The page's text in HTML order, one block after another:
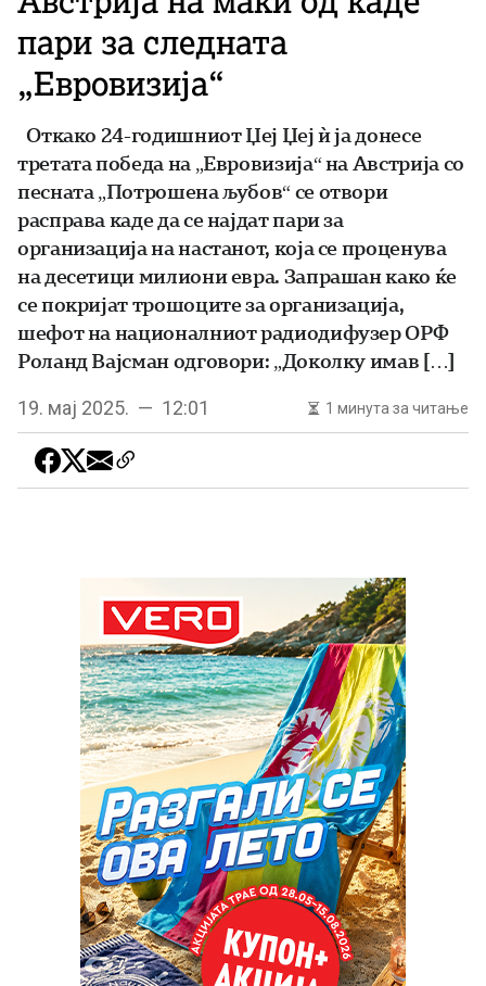
пари за следната
„Евровизија“
Откако 24-годишниот Џеј Џеј ѝ ја донесе
третата победа на „Евровизија“ на Австрија со
песната „Потрошена љубов“ се отвори
расправа каде да се најдат пари за
организација на настанот, која се проценува
на десетици милиони евра. Запрашан како ќе
се покријат трошоците за организација,
шефот на националниот радиодифузер ОРФ
Роланд Вајсман одговори: „Доколку имав […]
19. мај 2025. — 12:01 1 минута за читање